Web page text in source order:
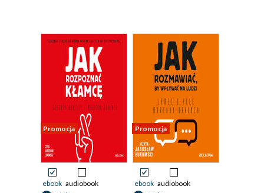
Promocja
ebook audiobook
Promocja
ebook audiobook